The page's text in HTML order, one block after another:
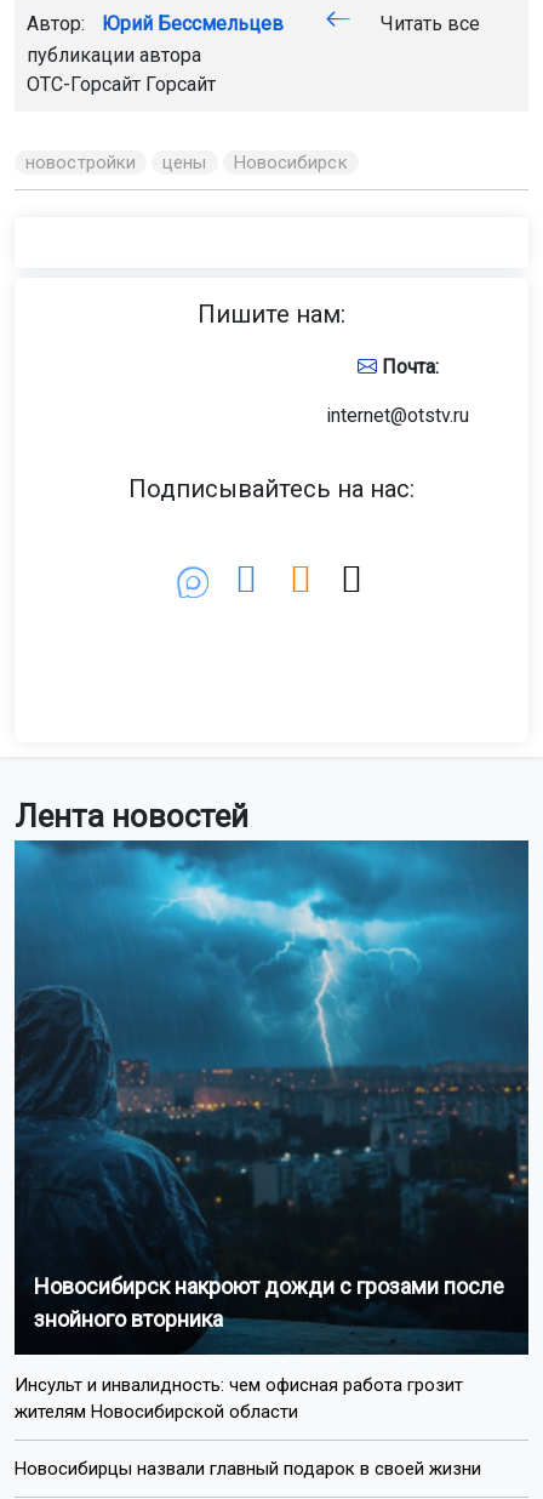
Лента новостей
Новосибирск накроют дожди с грозами после
знойного вторника
Инсульт и инвалидность: чем офисная работа грозит
жителям Новосибирской области
Новосибирцы назвали главный подарок в своей жизни
Автор: Юрий Бессмельцев
Читать все
публикации автора
ОТС-Горсайт Горсайт
новостройки цены Новосибирск
Пишите нам:
Почта:
internet@otstv.ru
Подписывайтесь на нас: